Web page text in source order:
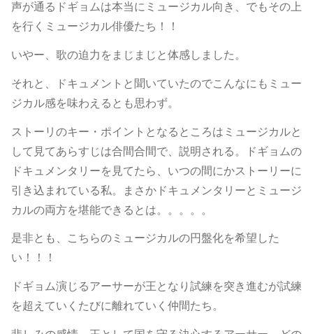
声が通るドギョムは本当にミュージカル向き、でもその上
を行くミュージカル俳優たち！！
いやー、歌の迫力をまじまじと体感しました。
それと、ドキュメントと聞いていたのでこんなにもミュー
ジカル感を味わえるとも思わず。
ストーリのキー・ポイントとなるところはミュージカルと
して見てあらすじは合間合間で、説明される。ドギョムの
ドキュメンタリーを見てたら、いつの間にかストーリーに
引き込まれている私。まさかドキュメンタリーとミュージ
カルの両方を堪能できるとは。。。。。
是非とも、こちらのミュージカルの円盤化を希望した
い！！！
ドギョム演じるアーサーが王となり試練を突き進むが試練
を超えていくたびに離れていく仲間たち。